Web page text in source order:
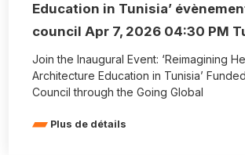
Education in Tunisia’
council Apr 7, 2026 04:30 PM
Join the Inaugural Event: ‘Reimagining
Architecture Education in Tunisia’
Council through the Going Global
Plus de détails